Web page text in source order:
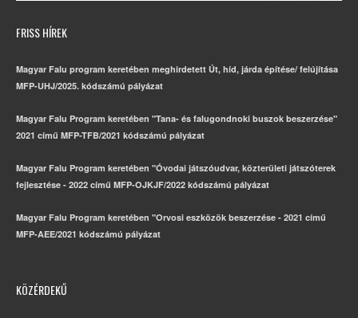
FRISS HÍREK
Magyar Falu program keretében meghirdetett Út, híd, járda építése/ felújítása
MFP-UHJ/2025. kódszámú pályázat
Magyar Falu Program keretében "Tana- és falugondnoki buszok beszerzése"
2021 című MFP-TFB/2021 kódszámú pályázat
Magyar Falu Program keretében "Óvodai játszóudvar, közterületi játszóterek
fejlesztése - 2022 című MFP-OJKJF/2022 kódszámú pályázat
Magyar Falu Program keretében "Orvosi eszközök beszerzése - 2021 című
MFP-AEE/2021 kódszámú pályázat
KÖZÉRDEKŰ